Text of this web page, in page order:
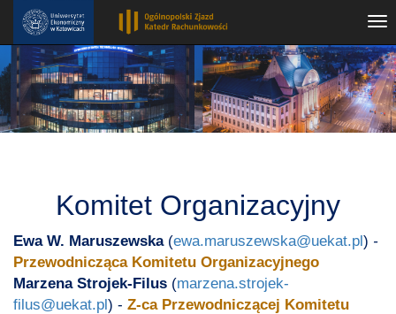
Komitet Organizacyjny
Ewa W. Maruszewska (ewa.maruszewska@uekat.pl) -
Przewodnicząca Komitetu Organizacyjnego
Marzena Strojek-Filus (marzena.strojek-
filus@uekat.pl) - Z-ca Przewodniczącej Komitetu